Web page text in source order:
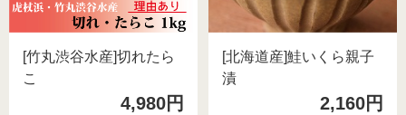
[竹丸渋谷水産]切れたら
こ
4,980円
[北海道産]鮭いくら親子
漬
2,160円